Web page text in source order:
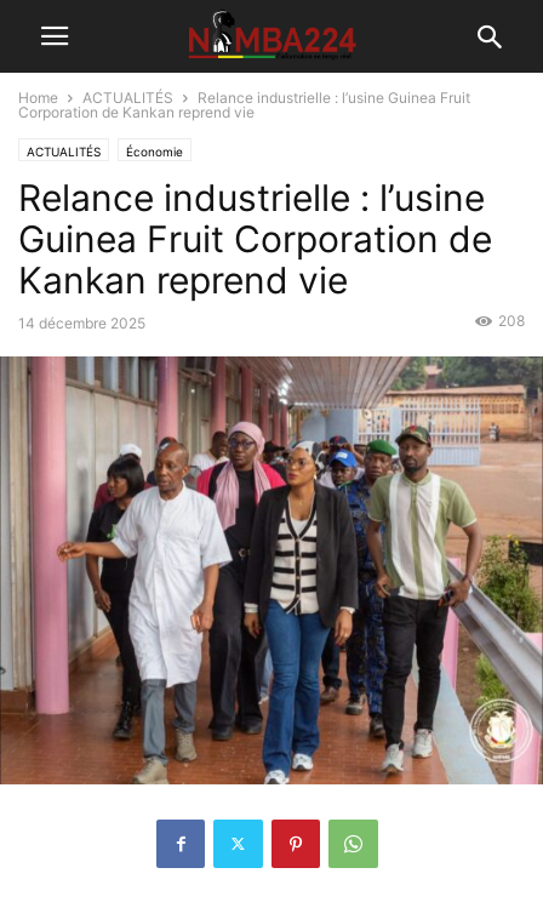
Home ACTUALITÉS
Relance industrielle : l’usine Guinea Fruit
Corporation de Kankan reprend vie
ACTUALITÉS Économie
Relance industrielle : l’usine
Guinea Fruit Corporation de
Kankan reprend vie
14 décembre 2025 208